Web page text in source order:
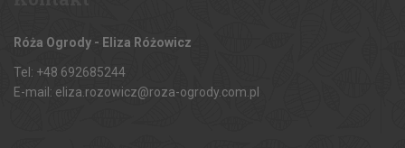
Róża Ogrody - Eliza Różowicz
Tel: +48 692685244
E-mail: eliza.rozowicz@roza-ogrody.com.pl